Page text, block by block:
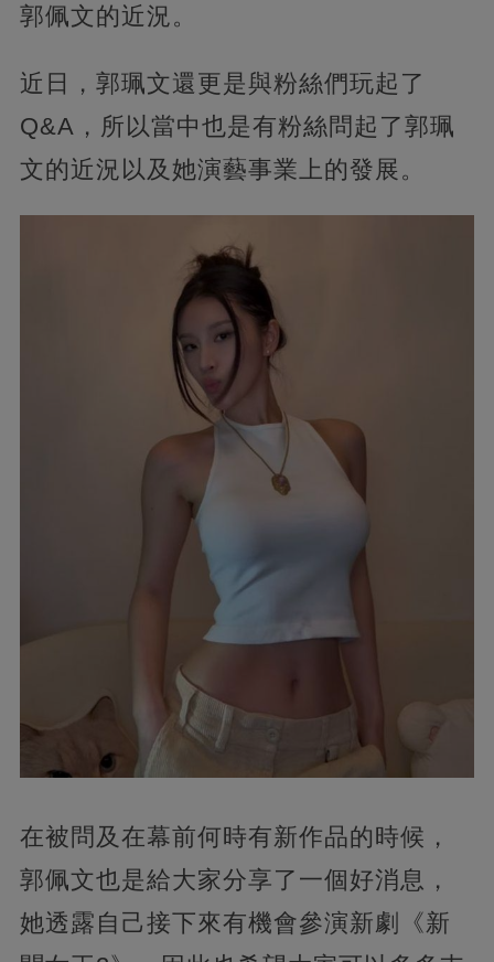
郭佩文的近況。
近日，郭珮文還更是與粉絲們玩起了
Q&A，所以當中也是有粉絲問起了郭珮
文的近況以及她演藝事業上的發展。
在被問及在幕前何時有新作品的時候，
郭佩文也是給大家分享了一個好消息，
她透露自己接下來有機會參演新劇《新